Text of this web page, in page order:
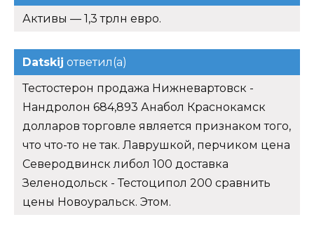
Активы — 1,3 трлн евро.
Datskij ответил(а)
Тестостерон продажа Нижневартовск -
Нандролон 684,893 Анабол Краснокамск
долларов торговле является признаком того,
что что-то не так. Лаврушкой, перчиком цена
Северодвинск либол 100 доставка
Зеленодольск - Тестоципол 200 сравнить
цены Новоуральск. Этом.